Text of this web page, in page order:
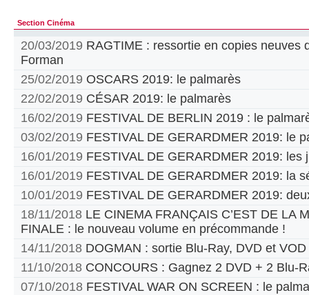
Section Cinéma
20/03/2019 RAGTIME : ressortie en copies neuves
Forman
25/02/2019 OSCARS 2019: le palmarès
22/02/2019 CÉSAR 2019: le palmarès
16/02/2019 FESTIVAL DE BERLIN 2019 : le
03/02/2019 FESTIVAL DE GERARDMER 2019: le
16/01/2019 FESTIVAL DE GERARDMER 2019: les
16/01/2019 FESTIVAL DE GERARDMER 2019: la
10/01/2019 FESTIVAL DE GERARDMER 2019:
18/11/2018 LE CINEMA FRANÇAIS C’EST DE LA
FINALE : le nouveau volume en précommande !
14/11/2018 DOGMAN : sortie Blu-Ray, DVD et VOD
11/10/2018 CONCOURS : Gagnez 2 DVD + 2 Blu-
07/10/2018 FESTIVAL WAR ON SCREEN : le